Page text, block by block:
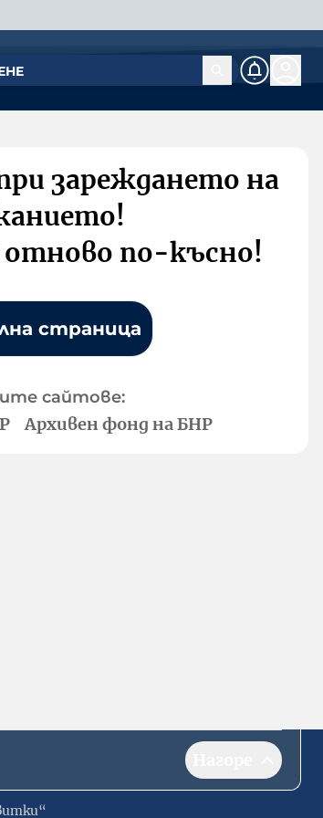
зареждането на
по-късно!
страница
сайтове:
Архивен фонд на БНР